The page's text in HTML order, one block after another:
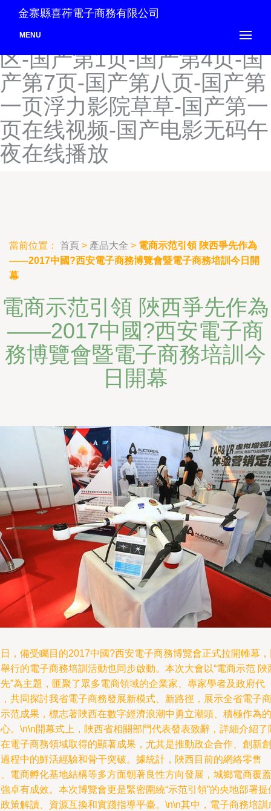
国产大尺度午夜福利视频-国
产大毛片-国产大片内射1区2
区-国产第1页-国产第4页-国
产第7页-国产第八页-国产第
一页浮力影院草草-国产第一
页在线视频-国产电影无码午
夜在线播放
金寨縣喜莋電子商務有限公司
MENU
當前位置： 首頁 > 產品大全 > 電商示范引領 陜西爭先作為
——2017中國?西安電子商務博覽會暨電子商務培訓今日開
幕
電商示范引領 陜西爭先作為
——2017中國?西安電子商
務博覽會暨電子商務培訓今
日開幕
，備受矚目的2017中國?西安電子商務博覽會正式拉開帷幕
行的電子商務培訓活動也同步啟動。本次大會以“電商示范 陜
”為主題，匯聚了眾多電商領域的企業家、專家學者及政府代
共同探討我省電子商務發展新模式、新路徑，展示全省電子商
范成果，標志著陜西在數字經濟浪潮中勇立潮頭、積極作為的
。\n\n開幕式上，陜西省相關部門代表發表致辭，詳細介紹了
電子商務領域取得的顯著成果，尤其是推動政企合作、創新創
程中的鮮活經驗和骨干突破。據統計，陜西目前的網絡零售
電商孵化基地結構等多方面朝著良性方向發展，城鄉電商覆蓋
卓有成效。本次博覽會更是緊密圍繞“示范引領”的央地部署提
策解讀、資源互換和實踐指導平臺。\n\n其中，電子商務培訓